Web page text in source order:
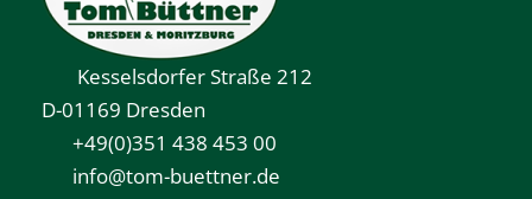
Kesselsdorfer Straße 212
D-01169 Dresden
+49(0)351 438 453 00
info@tom-buettner.de